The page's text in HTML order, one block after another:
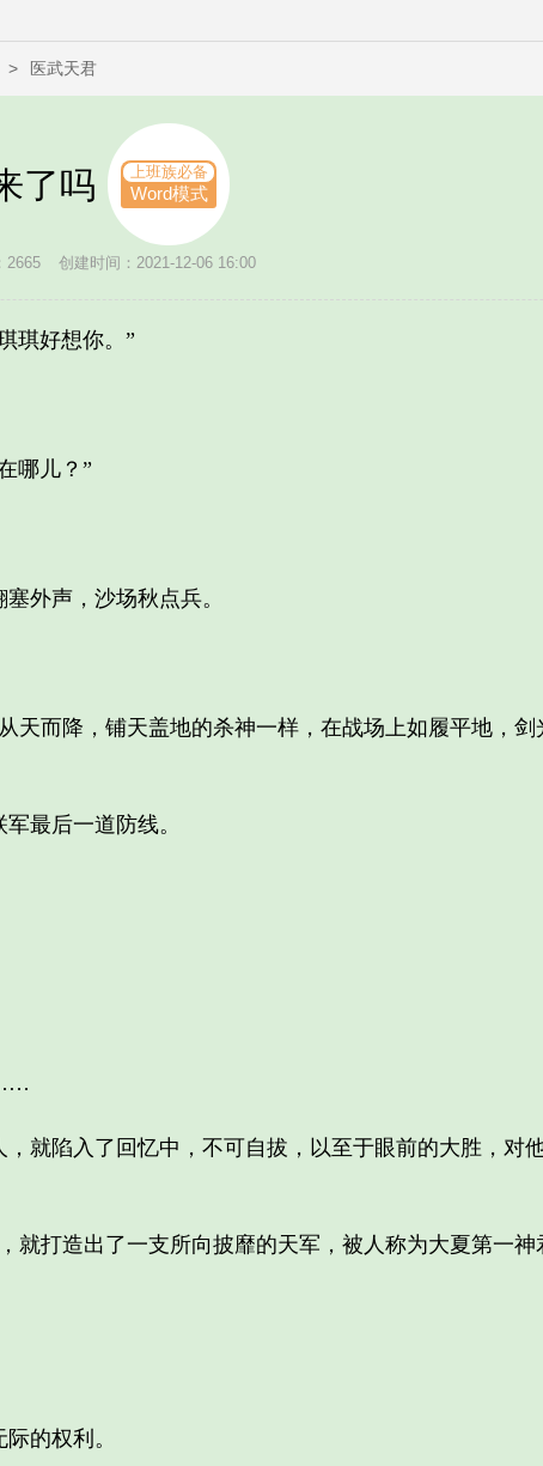
> 医武天君
了吗 上班族必备
Word模式
2665 创建时间：2021-12-06 16:00
好想你。”
哪儿？”
外声，沙场秋点兵。
而降，铺天盖地的杀神一样，在战场上如履平地，剑
最后一道防线。
陷入了回忆中，不可自拔，以至于眼前的大胜，对
打造出了一支所向披靡的天军，被人称为大夏第一神
的权利。